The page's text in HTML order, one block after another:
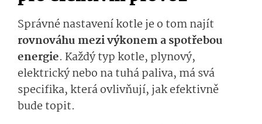
Správné nastavení kotle je o tom najít
rovnováhu mezi výkonem a spotřebou
energie. Každý typ kotle, plynový,
elektrický nebo na tuhá paliva, má svá
specifika, která ovlivňují, jak efektivně
bude topit.